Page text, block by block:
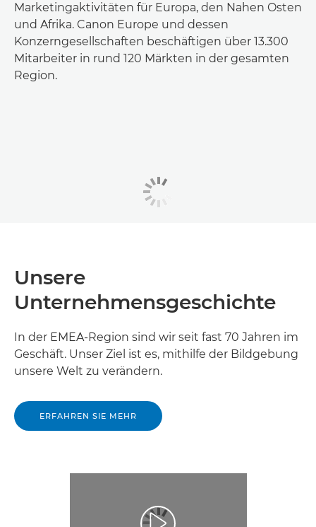
Marketingaktivitäten für Europa, den Nahen Osten
und Afrika. Canon Europe und dessen
Konzerngesellschaften beschäftigen über 13.300
Mitarbeiter in rund 120 Märkten in der gesamten
Region.
Unsere
Unternehmensgeschichte
In der EMEA-Region sind wir seit fast 70 Jahren im
Geschäft. Unser Ziel ist es, mithilfe der Bildgebung
unsere Welt zu verändern.
ERFAHREN SIE MEHR